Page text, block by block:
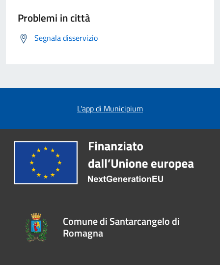
Problemi in città
Segnala disservizio
L'app di Municipium
Comune di Santarcangelo di
Romagna